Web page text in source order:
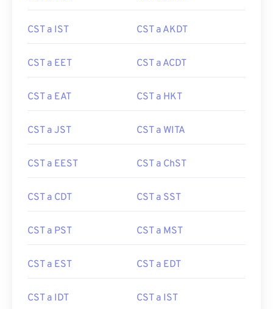
CST a IST CST a AKDT
CST a EET CST a ACDT
CST a EAT CST a HKT
CST a JST CST a WITA
CST a EEST CST a ChST
CST a CDT CST a SST
CST a PST CST a MST
CST a EST CST a EDT
CST a IDT CST a IST